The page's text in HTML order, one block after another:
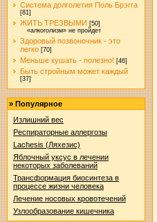
Система долголетия Поль Брэгга
[81]
ЖИТЬ ТРЕЗВЫМИ [50]
«алкоголизм» не пройдет
Здоровый позвоночник - это
легко [70]
Меньше кушать - полезно! [46]
Быть стройным может каждый
[37]
» Популярное
Излишний вес
Респираторные аллергозы
Lachesis (Ляхезис)
Яблочный уксус в лечении
некоторых заболеваний
Трансформация биосинтеза в
процессе жизни человека
Лечение носовых кровотечений
Узлообразование кишечника